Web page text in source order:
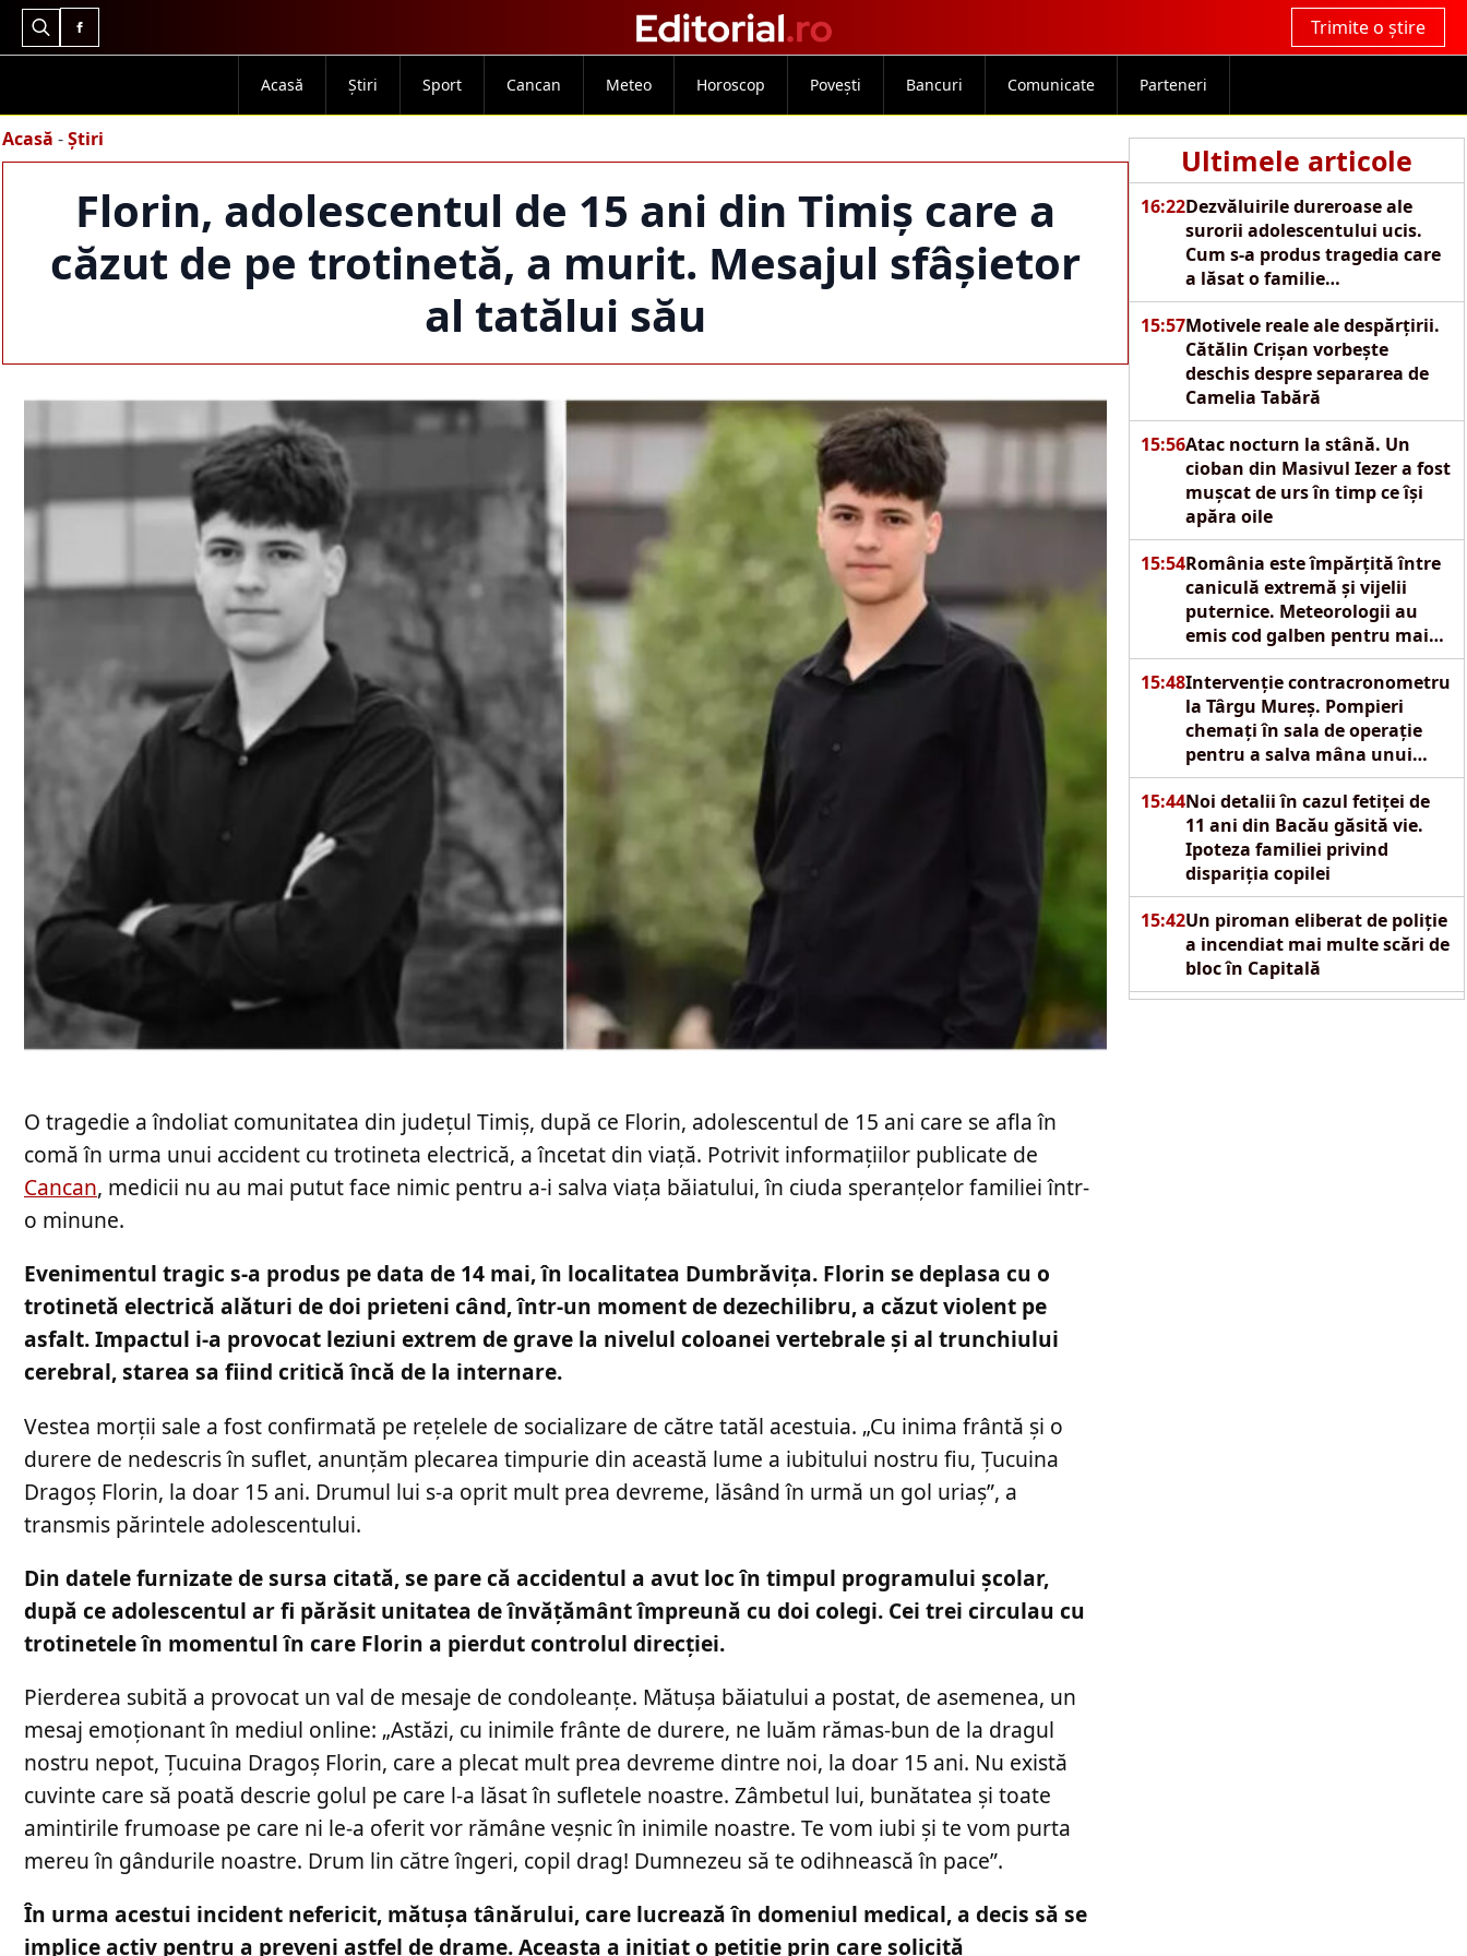
Search
Trimite o știre
Acasă Știri Sport Cancan Meteo Horoscop Povești Bancuri Comunicate Parteneri
Acasă -Știri
Florin, adolescentul de 15 ani din Timiș care a
căzut de pe trotinetă, a murit. Mesajul sfâșietor
al tatălui său
Ultimele articole
16:22Dezvăluirile dureroase ale
surorii adolescentului ucis.
Cum s-a produs tragedia care
a lăsat o familie
îngenuncheată de durere
15:57Motivele reale ale despărțirii.
Cătălin Crișan vorbește
deschis despre separarea de
Camelia Tabără
15:56Atac nocturn la stână. Un
cioban din Masivul Iezer a fost
mușcat de urs în timp ce își
apăra oile
15:54România este împărțită între
caniculă extremă și vijelii
puternice. Meteorologii au
emis cod galben pentru mai
multe regiuni
15:48Intervenție contracronometru
la Târgu Mureș. Pompieri
chemați în sala de operație
pentru a salva mâna unui
copil de doi ani
15:44Noi detalii în cazul fetiței de
11 ani din Bacău găsită vie.
Ipoteza familiei privind
dispariția copilei
15:42Un piroman eliberat de poliție
a incendiat mai multe scări de
bloc în Capitală
O tragedie a îndoliat comunitatea din județul Timiș, după ce Florin, adolescentul de 15 ani care se afla în
comă în urma unui accident cu trotineta electrică, a încetat din viață. Potrivit informațiilor publicate de
Cancan, medicii nu au mai putut face nimic pentru a-i salva viața băiatului, în ciuda speranțelor familiei într-
o minune.
Evenimentul tragic s-a produs pe data de 14 mai, în localitatea Dumbrăvița. Florin se deplasa cu o
trotinetă electrică alături de doi prieteni când, într-un moment de dezechilibru, a căzut violent pe
asfalt. Impactul i-a provocat leziuni extrem de grave la nivelul coloanei vertebrale și al trunchiului
cerebral, starea sa fiind critică încă de la internare.
Vestea morții sale a fost confirmată pe rețelele de socializare de către tatăl acestuia. „Cu inima frântă şi o
durere de nedescris în suflet, anunţăm plecarea timpurie din această lume a iubitului nostru fiu, Țucuina
Dragoș Florin, la doar 15 ani. Drumul lui s-a oprit mult prea devreme, lăsând în urmă un gol uriaş”, a
transmis părintele adolescentului.
Din datele furnizate de sursa citată, se pare că accidentul a avut loc în timpul programului școlar,
după ce adolescentul ar fi părăsit unitatea de învățământ împreună cu doi colegi. Cei trei circulau cu
trotinetele în momentul în care Florin a pierdut controlul direcției.
Pierderea subită a provocat un val de mesaje de condoleanțe. Mătușa băiatului a postat, de asemenea, un
mesaj emoționant în mediul online: „Astăzi, cu inimile frânte de durere, ne luăm rămas-bun de la dragul
nostru nepot, Țucuina Dragoş Florin, care a plecat mult prea devreme dintre noi, la doar 15 ani. Nu există
cuvinte care să poată descrie golul pe care l-a lăsat în sufletele noastre. Zâmbetul lui, bunătatea şi toate
amintirile frumoase pe care ni le-a oferit vor rămâne veşnic în inimile noastre. Te vom iubi şi te vom purta
mereu în gândurile noastre. Drum lin către îngeri, copil drag! Dumnezeu să te odihnească în pace”.
În urma acestui incident nefericit, mătușa tânărului, care lucrează în domeniul medical, a decis să se
implice activ pentru a preveni astfel de drame. Aceasta a inițiat o petiție prin care solicită